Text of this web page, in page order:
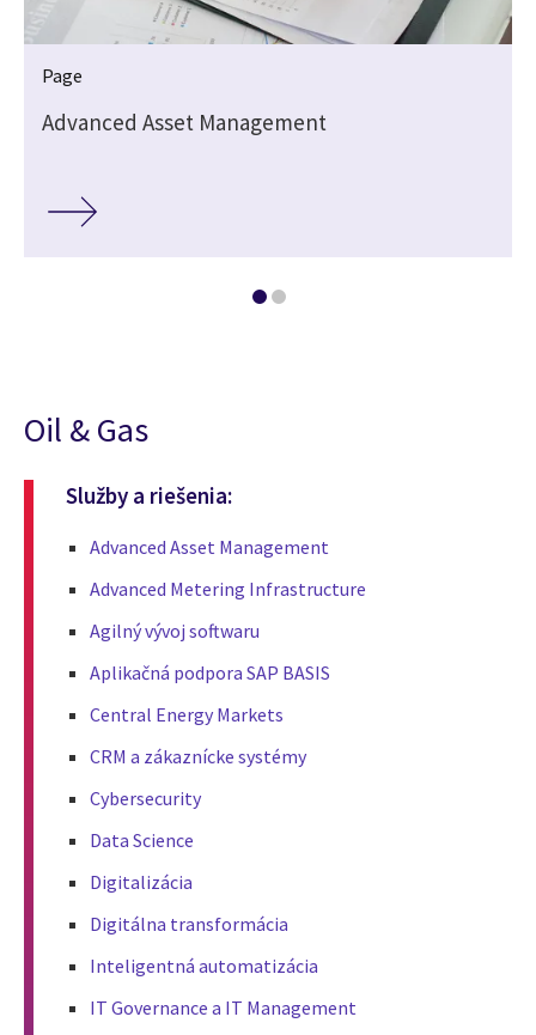
Page
Advanced Asset Management
Oil & Gas
Služby a riešenia:
Advanced Asset Management
Advanced Metering Infrastructure
Agilný vývoj softwaru
Aplikačná podpora SAP BASIS
Central Energy Markets
CRM a zákaznícke systémy
Cybersecurity
Data Science
Digitalizácia
Digitálna transformácia
Inteligentná automatizácia
IT Governance a IT Management